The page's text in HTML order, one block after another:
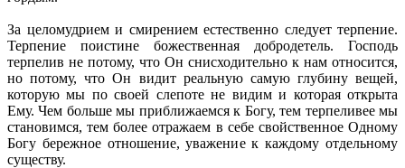
За целомудрием и смирением естественно следует терпение.
Терпение поистине божественная добродетель. Господь
терпелив не потому, что Он снисходительно к нам относится,
но потому, что Он видит реальную самую глубину вещей,
которую мы по своей слепоте не видим и которая открыта
Ему. Чем больше мы приближаемся к Богу, тем терпеливее мы
становимся, тем более отражаем в себе свойственное Одному
Богу бережное отношение, уважение к каждому отдельному
существу.